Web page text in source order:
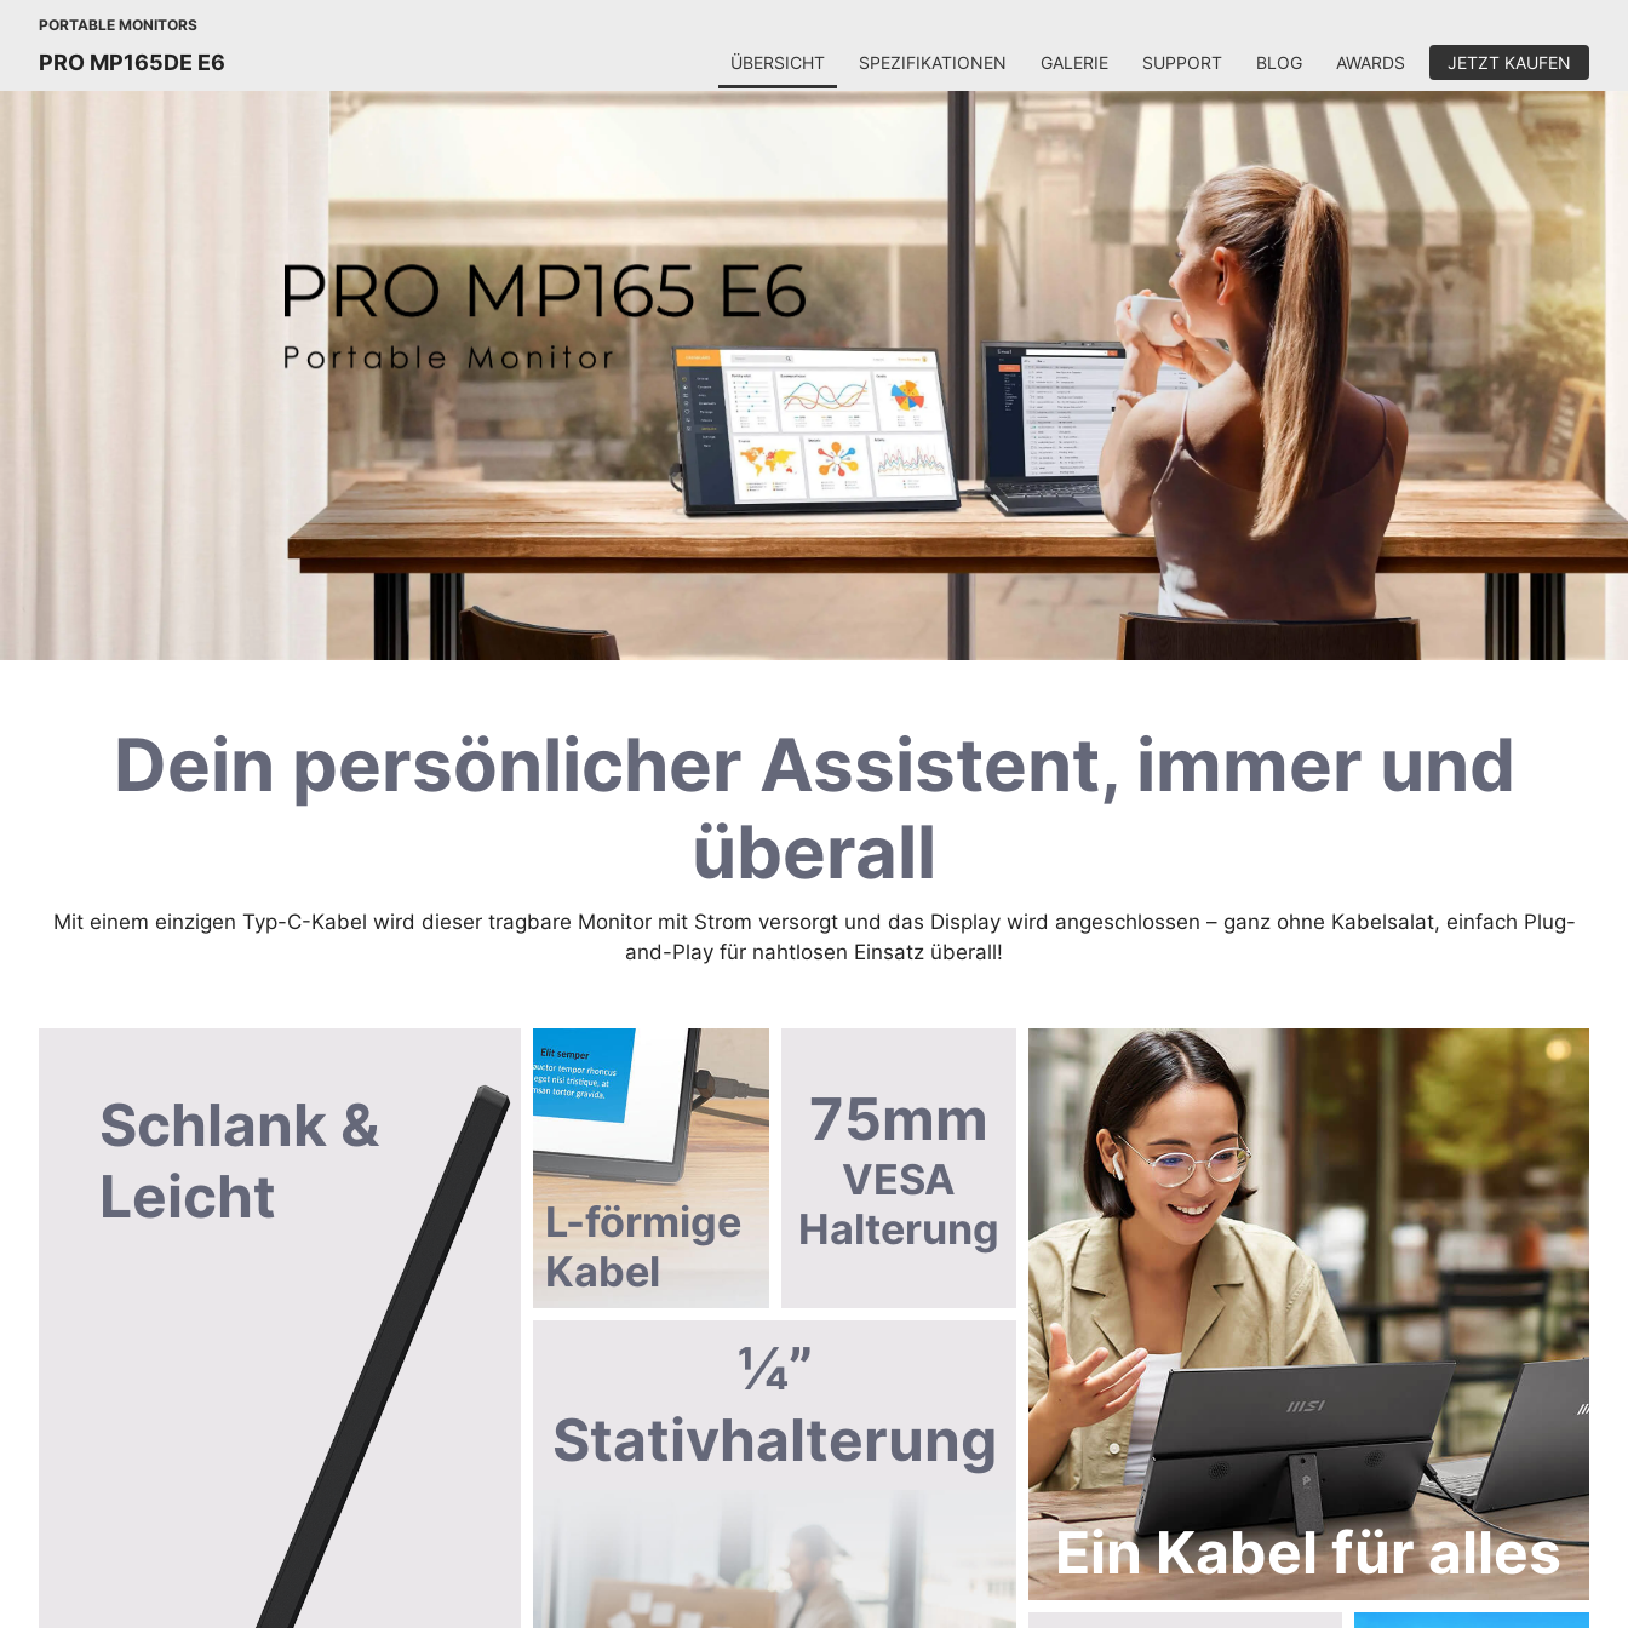
PORTABLE MONITORS
PRO MP165DE E6 ÜBERSICHT SPEZIFIKATIONEN GALERIE SUPPORT BLOG AWARDS JETZT KAUFEN
Dein persönlicher Assistent, immer und
überall
Mit einem einzigen Typ-C-Kabel wird dieser tragbare Monitor mit Strom versorgt und das Display wird angeschlossen – ganz ohne Kabelsalat, einfach Plug-
and-Play für nahtlosen Einsatz überall!
Schlank &
Leicht
L-förmige
Kabel
75mm
VESA
Halterung
¼”
Stativhalterung
Ein Kabel für alles